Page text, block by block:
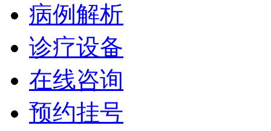
病例解析
诊疗设备
在线咨询
预约挂号